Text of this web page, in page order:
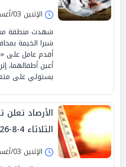
الإثنين 03/أغسطس/2026 - 05:58 م
شهدت منطقة
شبرا الخيمة
أقدم عامل على
أعين أطفالهما،
يستولي على
الأرصاد
الثلاثاء 4-8-2026
الإثنين 03/أغسطس/2026 - 05:47 م